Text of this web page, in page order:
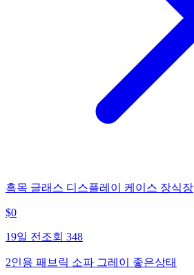
흑목 글래스 디스플레이 케이스 장식장
$0
19일 전 조회 348
2인용 패브릭 소파 그레이 좋은상태